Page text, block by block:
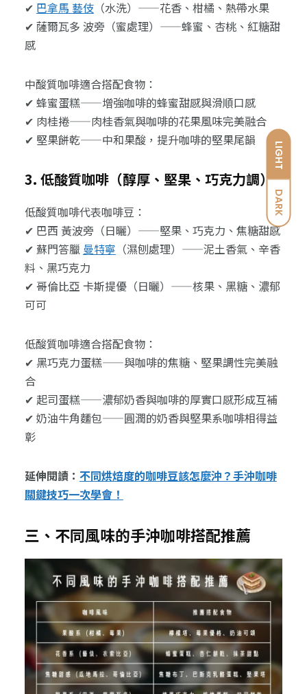
LIGHT
DARK
✔ 巴拿馬 藝伎（水洗）——花香、柑橘、熱帶水果
✔ 薩爾瓦多 波旁（蜜處理）——蜂蜜、杏桃、紅糖甜
感
中酸質咖啡適合搭配食物：
✔ 蜂蜜蛋糕——增強咖啡的蜂蜜甜感與滑順口感
✔ 肉桂捲——肉桂香氣與咖啡的花果風味完美融合
✔ 堅果餅乾——中和果酸，提升咖啡的堅果尾韻
3. 低酸質咖啡（醇厚、堅果、巧克力調）
低酸質咖啡代表咖啡豆：
✔ 巴西 黃波旁（日曬）——堅果、巧克力、焦糖甜感
✔ 蘇門答臘 曼特寧 （濕刨處理）——泥土香氣、辛香
料、黑巧克力
✔ 哥倫比亞 卡斯提優（日曬）——核果、黑糖、濃郁
可可
低酸質咖啡適合搭配食物：
✔ 黑巧克力蛋糕——與咖啡的焦糖、堅果調性完美融
合
✔ 起司蛋糕——濃郁奶香與咖啡的厚實口感形成互補
✔ 奶油牛角麵包——圓潤的奶香與堅果系咖啡相得益
彰
延伸閱讀： 不同烘焙度的咖啡豆該怎麼沖？手沖咖啡
關鍵技巧一次學會！
三、不同風味的手沖咖啡搭配推薦